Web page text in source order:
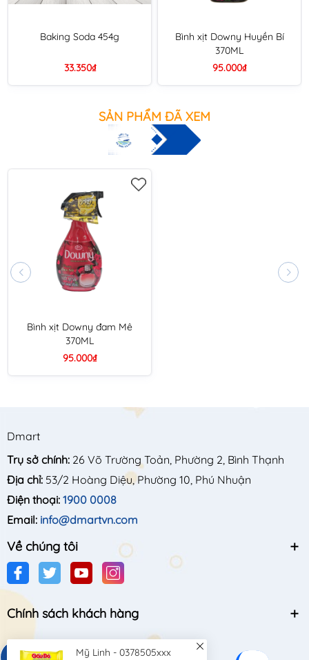
Baking Soda 454g
33.350₫
Bình xịt Downy Huyền Bí
370ML
95.000₫
SẢN PHẨM ĐÃ XEM
Bình xịt Downy đam Mê
370ML
95.000₫
Dmart
Trụ sở chính: 26 Võ Trường Toản, Phường 2, Bình Thạnh
Địa chỉ: 53/2 Hoàng Diệu, Phường 10, Phú Nhuận
Điện thoại: 1900 0008
Email: info@dmartvn.com
Về chúng tôi
Chính sách khách hàng
Mỹ Linh - 0378505xxx